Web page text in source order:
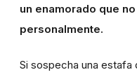
un enamorado que
personalmente.
Si sospecha una estafa